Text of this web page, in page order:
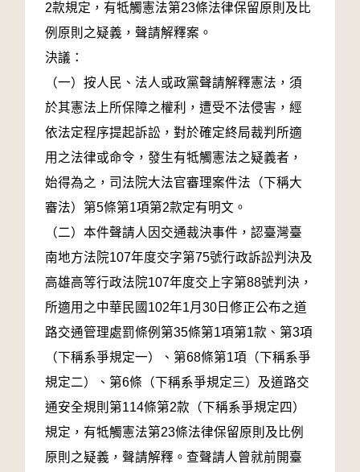
2款規定，有牴觸憲法第23條法律保留原則及比
例原則之疑義，聲請解釋案。
決議：
（一）按人民、法人或政黨聲請解釋憲法，須
於其憲法上所保障之權利，遭受不法侵害，經
依法定程序提起訴訟，對於確定終局裁判所適
用之法律或命令，發生有牴觸憲法之疑義者，
始得為之，司法院大法官審理案件法（下稱大
審法）第5條第1項第2款定有明文。
（二）本件聲請人因交通裁決事件，認臺灣臺
南地方法院107年度交字第75號行政訴訟判決及
高雄高等行政法院107年度交上字第88號判決，
所適用之中華民國102年1月30日修正公布之道
路交通管理處罰條例第35條第1項第1款、第3項
（下稱系爭規定一）、第68條第1項（下稱系爭
規定二）、第6條（下稱系爭規定三）及道路交
通安全規則第114條第2款（下稱系爭規定四）
規定，有牴觸憲法第23條法律保留原則及比例
原則之疑義，聲請解釋。查聲請人曾就前開臺